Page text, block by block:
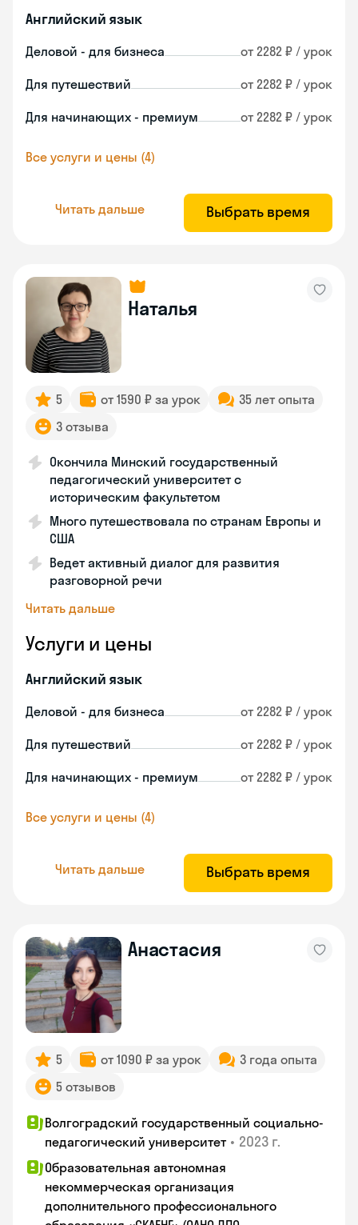
Английский язык
Деловой - для бизнеса от 2282 ₽ / урок
Для путешествий от 2282 ₽ / урок
Для начинающих - премиум от 2282 ₽ / урок
Все услуги и цены (4)
Читать дальше Выбрать время
Наталья
5 от 1590 ₽ за урок
35 лет опыта
3 отзыва
Окончила Минский государственный
педагогический университет с
историческим факультетом
Много путешествовала по странам Европы и
США
Ведет активный диалог для развития
разговорной речи
Читать дальше
Услуги и цены
Английский язык
Деловой - для бизнеса от 2282 ₽ / урок
Для путешествий от 2282 ₽ / урок
Для начинающих - премиум от 2282 ₽ / урок
Все услуги и цены (4)
Читать дальше Выбрать время
Анастасия
5 от 1090 ₽ за урок
3 года опыта
5 отзывов
Волгоградский государственный социально-
педагогический университет • 2023 г.
Образовательная автономная
некоммерческая организация
дополнительного профессионального